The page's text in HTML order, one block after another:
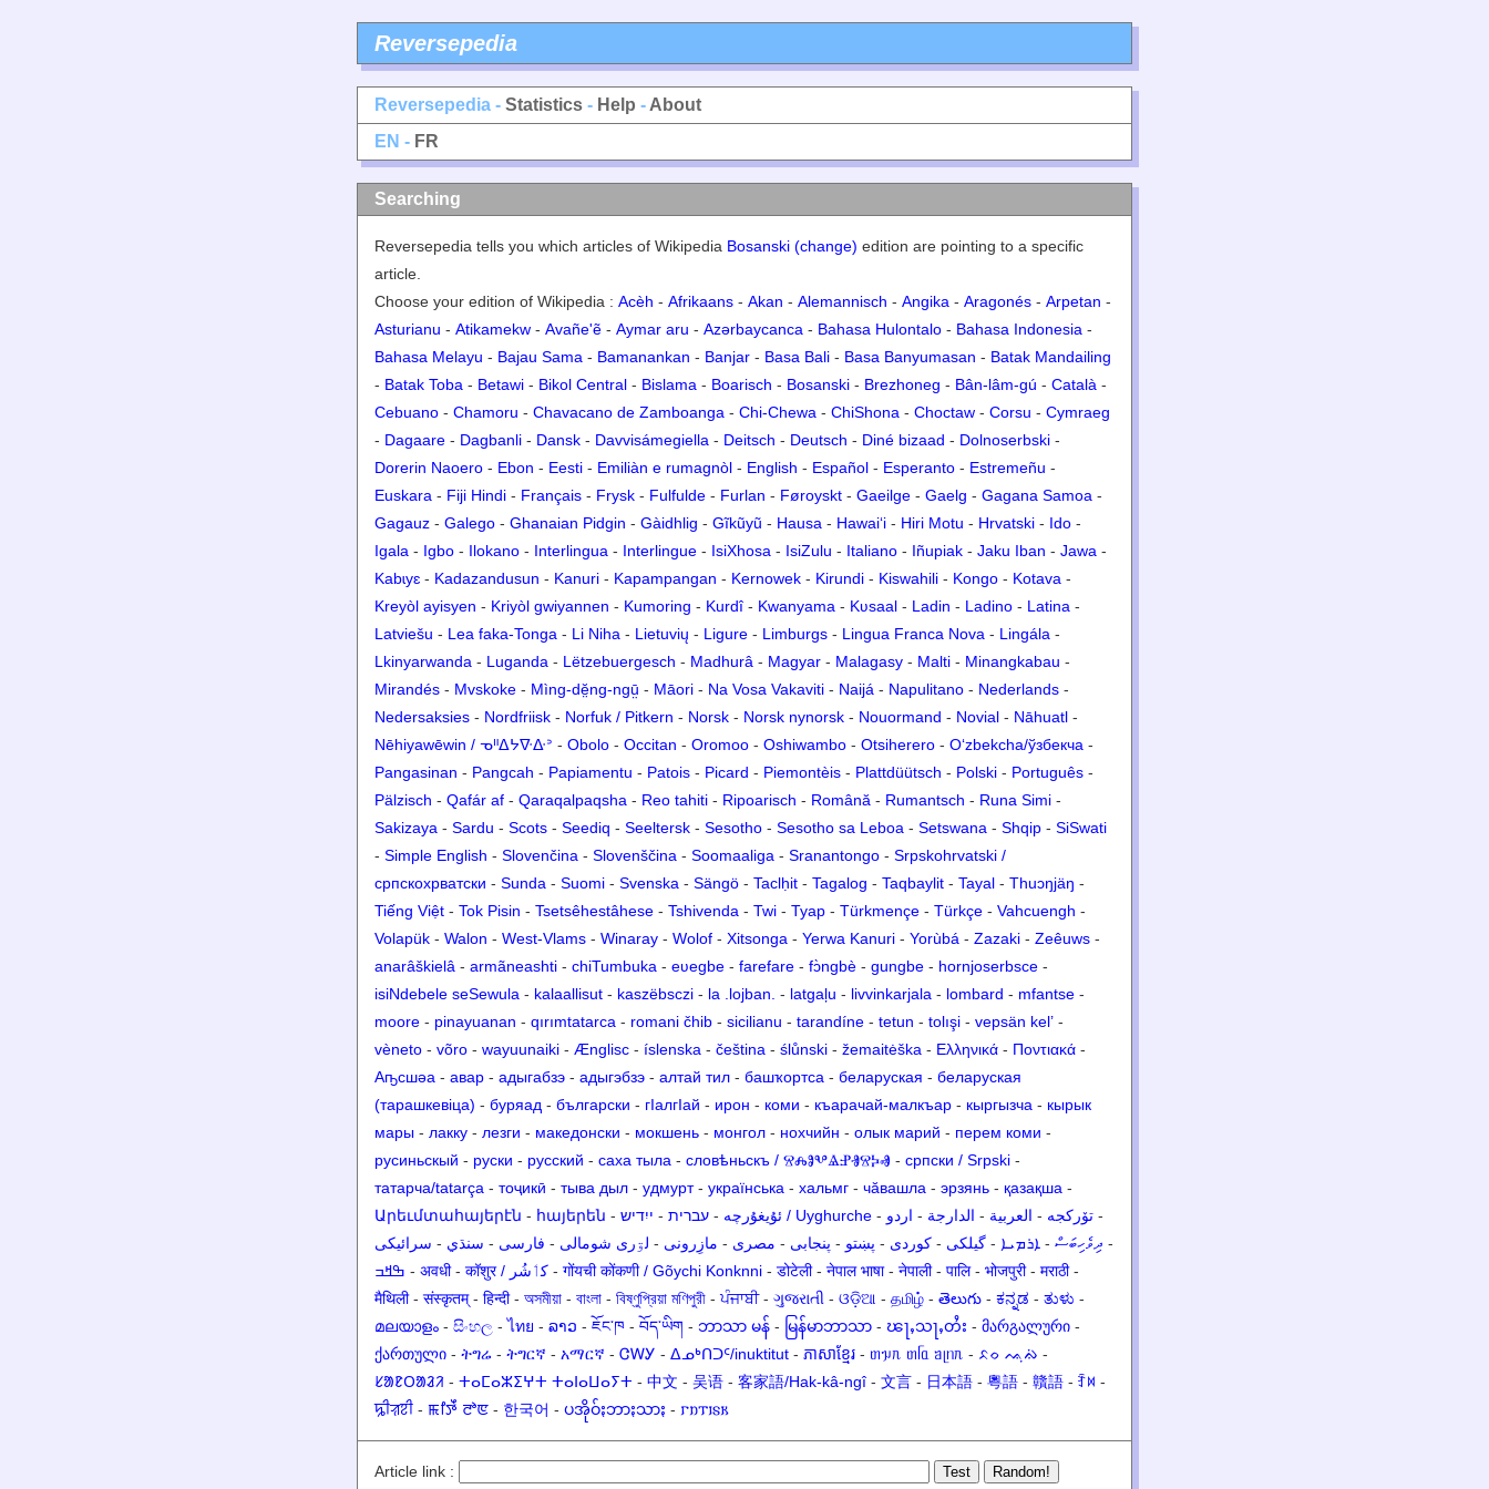
Reversepedia
Reversepedia - Statistics - Help - About
EN - FR
Searching
Reversepedia tells you which articles of Wikipedia Bosanski (change) edition are pointing to a specific
article.
Choose your edition of Wikipedia : Acèh - Afrikaans - Akan - Alemannisch - Angika - Aragonés - Arpetan -
Asturianu - Atikamekw - Avañe'ẽ - Aymar aru - Azərbaycanca - Bahasa Hulontalo - Bahasa Indonesia -
Bahasa Melayu - Bajau Sama - Bamanankan - Banjar - Basa Bali - Basa Banyumasan - Batak Mandailing
- Batak Toba - Betawi - Bikol Central - Bislama - Boarisch - Bosanski - Brezhoneg - Bân-lâm-gú - Català -
Cebuano - Chamoru - Chavacano de Zamboanga - Chi-Chewa - ChiShona - Choctaw - Corsu - Cymraeg
- Dagaare - Dagbanli - Dansk - Davvisámegiella - Deitsch - Deutsch - Diné bizaad - Dolnoserbski -
Dorerin Naoero - Ebon - Eesti - Emiliàn e rumagnòl - English - Español - Esperanto - Estremeñu -
Euskara - Fiji Hindi - Français - Frysk - Fulfulde - Furlan - Føroyskt - Gaeilge - Gaelg - Gagana Samoa -
Gagauz - Galego - Ghanaian Pidgin - Gàidhlig - Gĩkũyũ - Hausa - Hawaiʻi - Hiri Motu - Hrvatski - Ido -
Igala - Igbo - Ilokano - Interlingua - Interlingue - IsiXhosa - IsiZulu - Italiano - Iñupiak - Jaku Iban - Jawa -
Kabɩyɛ - Kadazandusun - Kanuri - Kapampangan - Kernowek - Kirundi - Kiswahili - Kongo - Kotava -
Kreyòl ayisyen - Kriyòl gwiyannen - Kumoring - Kurdî - Kwanyama - Kʋsaal - Ladin - Ladino - Latina -
Latviešu - Lea faka-Tonga - Li Niha - Lietuvių - Ligure - Limburgs - Lingua Franca Nova - Lingála -
Lkinyarwanda - Luganda - Lëtzebuergesch - Madhurâ - Magyar - Malagasy - Malti - Minangkabau -
Mirandés - Mvskoke - Mìng-dĕ̤ng-ngṳ̄ - Māori - Na Vosa Vakaviti - Naijá - Napulitano - Nederlands -
Nedersaksies - Nordfriisk - Norfuk / Pitkern - Norsk - Norsk nynorsk - Nouormand - Novial - Nāhuatl -
Nēhiyawēwin / ᓀᐦᐃᔭᐍᐏᐣ - Obolo - Occitan - Oromoo - Oshiwambo - Otsiherero - Oʻzbekcha/ўзбекча -
Pangasinan - Pangcah - Papiamentu - Patois - Picard - Piemontèis - Plattdüütsch - Polski - Português -
Pälzisch - Qafár af - Qaraqalpaqsha - Reo tahiti - Ripoarisch - Română - Rumantsch - Runa Simi -
Sakizaya - Sardu - Scots - Seediq - Seeltersk - Sesotho - Sesotho sa Leboa - Setswana - Shqip - SiSwati
- Simple English - Slovenčina - Slovenščina - Soomaaliga - Sranantongo - Srpskohrvatski /
српскохрватски - Sunda - Suomi - Svenska - Sängö - Taclḥit - Tagalog - Taqbaylit - Tayal - Thuɔŋjäŋ -
Tiếng Việt - Tok Pisin - Tsetsêhestâhese - Tshivenda - Twi - Tyap - Türkmençe - Türkçe - Vahcuengh -
Volapük - Walon - West-Vlams - Winaray - Wolof - Xitsonga - Yerwa Kanuri - Yorùbá - Zazaki - Zeêuws -
anarâškielâ - armãneashti - chiTumbuka - eʋegbe - farefare - fɔ̀ngbè - gungbe - hornjoserbsce -
isiNdebele seSewula - kalaallisut - kaszëbsczi - la .lojban. - latgaļu - livvinkarjala - lombard - mfantse -
moore - pinayuanan - qırımtatarca - romani čhib - sicilianu - tarandíne - tetun - tolışi - vepsän kel’ -
vèneto - võro - wayuunaiki - Ænglisc - íslenska - čeština - ślůnski - žemaitėška - Ελληνικά - Ποντιακά -
Аҧсшәа - авар - адыгабзэ - адыгэбзэ - алтай тил - башҡортса - беларуская - беларуская
(тарашкевіца) - буряад - български - гӀалгӀай - ирон - коми - къарачай-малкъар - кыргызча - кырык
мары - лакку - лезги - македонски - мокшень - монгол - нохчийн - олык марий - перем коми -
русиньскый - руски - русский - саха тыла - словѣньскъ / ⰔⰎⰑⰂⰡⰐⰠⰔⰍⰟ - српски / Srpski -
татарча/tatarça - тоҷикӣ - тыва дыл - удмурт- українська - хальмг - чӑвашла - эрзянь - қазақша -
Արեւմտահայերէն - հայերեն - ייִדיש - עברית - ئۇيغۇرچە / Uyghurche - اردو - الدارجة - العربية - تۆرکجه -
سرائیکی - سنڌي - فارسی - لۊری شومالی - مازِرونی - مصرى - پنجابی - پښتو - کوردی - گیلکی - ܐܪܡܝܐ - ދިވެހިބަސް -
ߒߞߏ - अवधी- कॉशुर / کٲشُر - गोंयची कोंकणी / Gõychi Konknni - डोटेली- नेपाल भाषा- नेपाली- पालि- भोजपुरी- मराठी-
मैथिली- संस्कृतम्- हिन्दी- অসমীয়া - বাংলা - বিষ্ণুপ্রিয়া মণিপুরী -ਪੰਜਾਬੀ- ગુજરાતી - ଓଡ଼ିଆ - தமிழ் - తెలుగు - ಕನ್ನಡ - ತುಳು -
മലയാളം - සිංහල -ไทย - ລາວ - ཇོང་ཁ - བོད་ཡིག - ဘာသာ မန် - မြန်မာဘာသာ - ၽႃႇသႃႇတႆး - მარგალური -
ქართული - ትግሬ - ትግርኛ - አማርኛ - ᏣᎳᎩ - ᐃᓄᒃᑎᑐᑦ/inuktitut - ភាសាខ្មែរ - ᥖᥭᥰ ᥖᥬᥲ ᥑᥨᥒᥰ - ᨅᨔ ᨕᨘᨁᨗ -
ᱥᱟᱱᱛᱟᱲᱤ - ⵜⴰⵎⴰⵣⵉⵖⵜ ⵜⴰⵏⴰⵡⴰⵢⵜ - 中文 - 吴语 - 客家語/Hak-kâ-ngî - 文言 - 日本語 - 粵語 - 贛語 - ꆇꉙ -
ꠍꠤꠟꠐꠤ - ꯃꯤꯇꯩ ꯂꯣꯟ - 한국어 - ပအိုဝ်ႏဘာႏသာႏ - 𐌲𐌿𐍄𐌹𐍃𐌺
Article link :